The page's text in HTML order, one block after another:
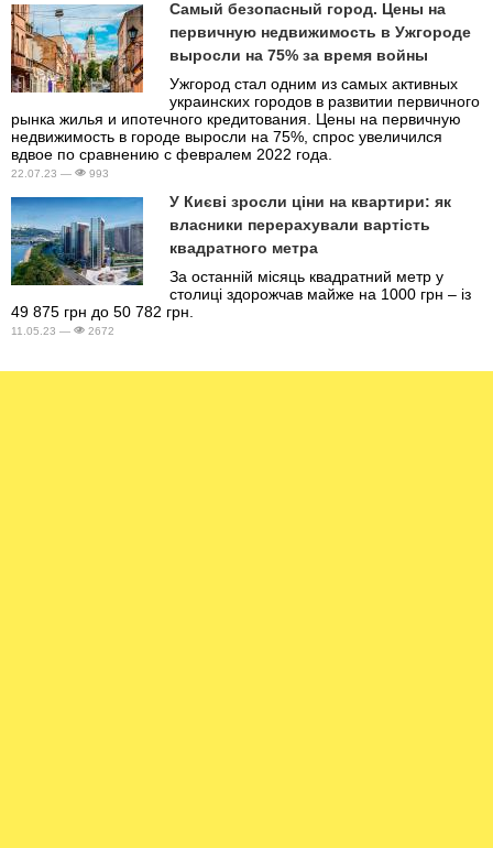
Самый безопасный город. Цены на
первичную недвижимость в Ужгороде
выросли на 75% за время войны
Ужгород стал одним из самых активных
украинских городов в развитии первичного
рынка жилья и ипотечного кредитования. Цены на первичную
недвижимость в городе выросли на 75%, спрос увеличился
вдвое по сравнению с февралем 2022 года.
22.07.23 — 993
У Києві зросли ціни на квартири: як
власники перерахували вартість
квадратного метра
За останній місяць квадратний метр у
столиці здорожчав майже на 1000 грн – із
49 875 грн до 50 782 грн.
11.05.23 — 2672